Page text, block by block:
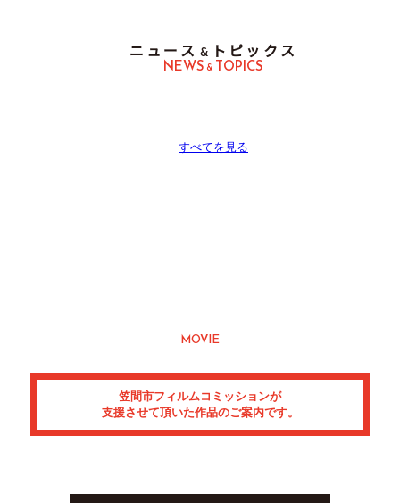
ニュース & トピックス
NEWS & TOPICS
すべてを見る
MOVIE
笠間市フィルムコミッションが
支援させて頂いた作品のご案内です。